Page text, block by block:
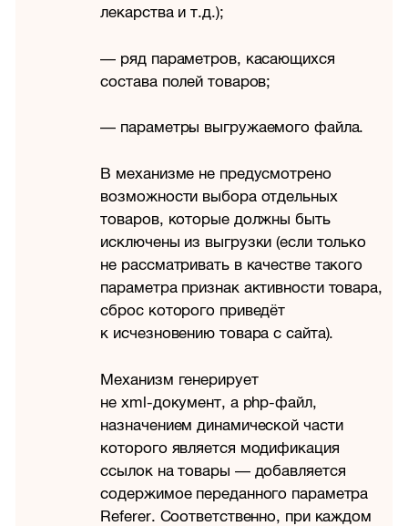
лекарства и т.д.);
— ряд параметров, касающихся
состава полей товаров;
— параметры выгружаемого файла.
В механизме не предусмотрено
возможности выбора отдельных
товаров, которые должны быть
исключены из выгрузки (если только
не рассматривать в качестве такого
параметра признак активности товара,
сброс которого приведёт
к исчезновению товара с сайта).
Механизм генерирует
неxml-документ, а php-файл,
назначением динамической части
которого является модификация
ссылок на товары — добавляется
содержимое переданного параметра
Referer. Соответственно, при каждом